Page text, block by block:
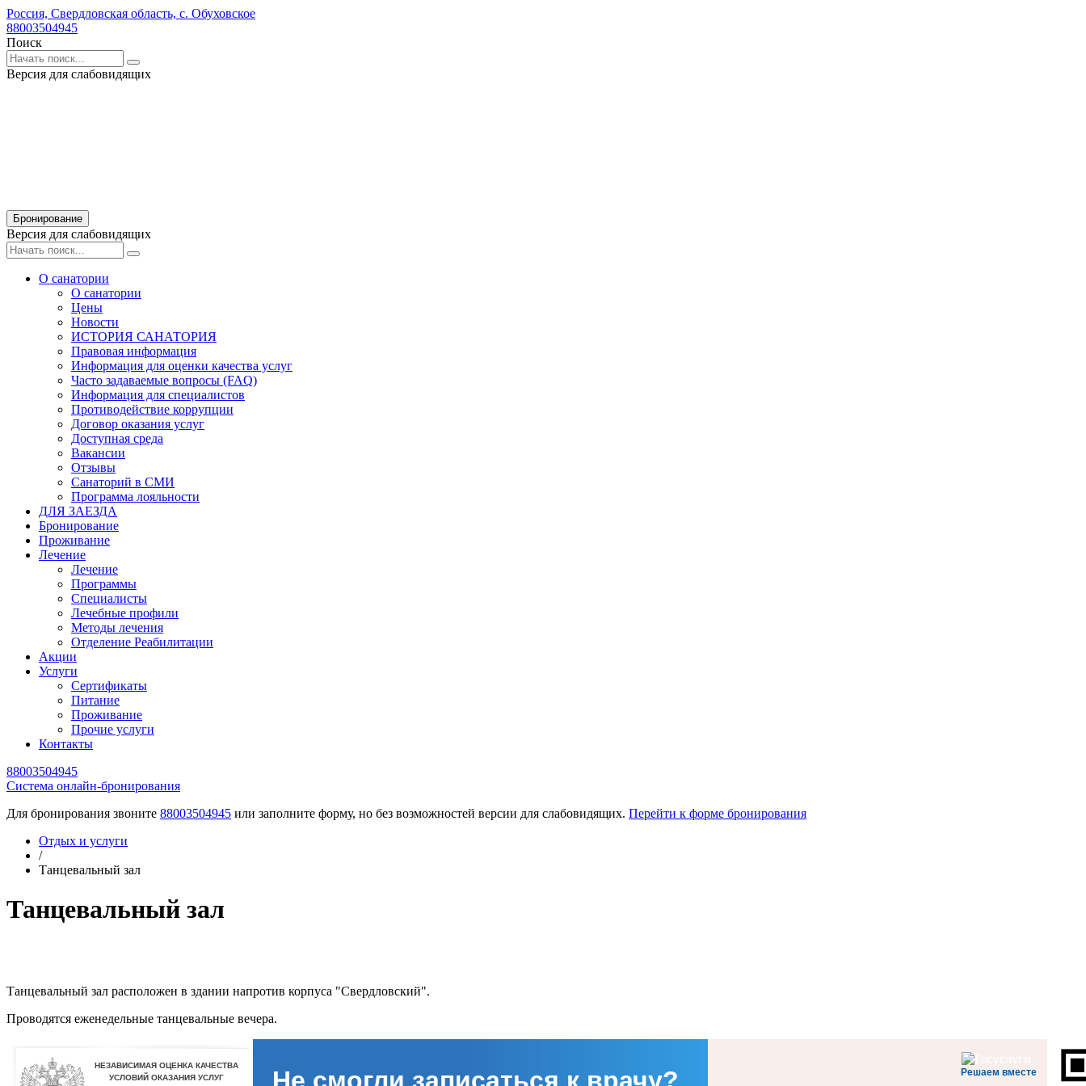
Россия, Свердловская область, с. Обуховское
88003504945
Поиск
Версия для слабовидящих
Бронирование
Версия для слабовидящих
О санатории
О санатории
Цены
Новости
ИСТОРИЯ САНАТОРИЯ
Правовая информация
Информация для оценки качества услуг
Часто задаваемые вопросы (FAQ)
Информация для специалистов
Противодействие коррупции
Договор оказания услуг
Доступная среда
Вакансии
Отзывы
Санаторий в СМИ
Программа лояльности
ДЛЯ ЗАЕЗДА
Бронирование
Проживание
Лечение
Лечение
Программы
Специалисты
Лечебные профили
Методы лечения
Отделение Реабилитации
Акции
Услуги
Сертификаты
Питание
Проживание
Прочие услуги
Контакты
88003504945
Cистема онлайн-бронирования
Для бронирования звоните 88003504945 или заполните форму, но без возможностей версии для слабовидящих. Перейти к форме бронирования
Отдых и услуги
/
Танцевальный зал
Танцевальный зал
Танцевальный зал расположен в здании напротив корпуса "Свердловский".
Проводятся еженедельные танцевальные вечера.
Решаем вместе